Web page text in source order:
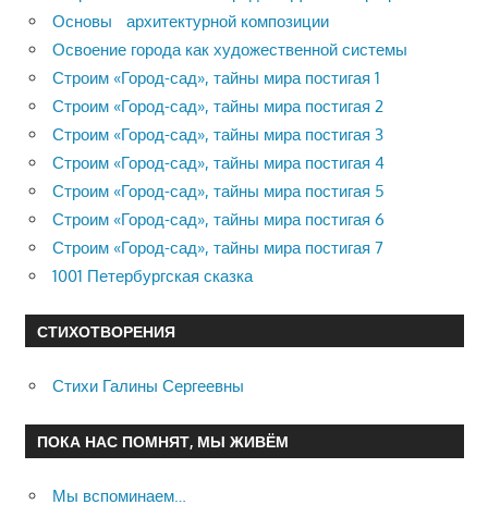
Основы архитектурной композиции
Освоение города как художественной системы
Строим «Город-сад», тайны мира постигая 1
Строим «Город-сад», тайны мира постигая 2
Строим «Город-сад», тайны мира постигая 3
Строим «Город-сад», тайны мира постигая 4
Строим «Город-сад», тайны мира постигая 5
Строим «Город-сад», тайны мира постигая 6
Строим «Город-сад», тайны мира постигая 7
1001 Петербургская сказка
СТИХОТВОРЕНИЯ
Стихи Галины Сергеевны
ПОКА НАС ПОМНЯТ, МЫ ЖИВЁМ
Мы вспоминаем…